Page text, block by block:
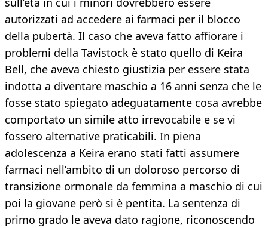
autorizzati ad accedere ai farmaci per il blocco
della pubertà. Il caso che aveva fatto affiorare i
problemi della Tavistock è stato quello di Keira
Bell, che aveva chiesto giustizia per essere stata
indotta a diventare maschio a 16 anni senza che le
fosse stato spiegato adeguatamente cosa avrebbe
comportato un simile atto irrevocabile e se vi
fossero alternative praticabili. In piena
adolescenza a Keira erano stati fatti assumere
farmaci nell’ambito di un doloroso percorso di
transizione ormonale da femmina a maschio di cui
poi la giovane però si è pentita. La sentenza di
primo grado le aveva dato ragione, riconoscendo